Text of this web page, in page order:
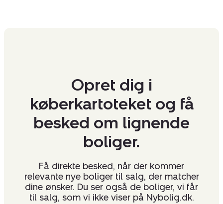
Opret dig i
køberkartoteket og få
besked om lignende
boliger.
Få direkte besked, når der kommer
relevante nye boliger til salg, der matcher
dine ønsker. Du ser også de boliger, vi får
til salg, som vi ikke viser på Nybolig.dk.